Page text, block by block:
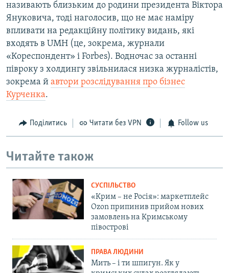
називають близьким до родини президента Віктора
Януковича, тоді наголосив, що не має наміру
впливати на редакційну політику видань, які
входять в UMH (це, зокрема, журнали
«Кореспондент» і Forbes). Водночас за останні
півроку з холдингу звільнилася низка журналістів,
зокрема й автори розслідування про бізнес
Курченка.
Поділитись Читати без VPN Follow us
Читайте також
СУСПІЛЬСТВО
«Крим – не Росія»: маркетплейс
Ozon припинив прийом нових
замовлень на Кримському
півострові
ПРАВА ЛЮДИНИ
Мить – і ти шпигун. Як у